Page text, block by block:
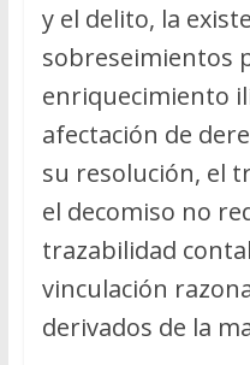
y el delito, la
sobreseimientos
enriquecimiento
afectación de
su resolución, el
el decomiso no
trazabilidad
vinculación
derivados de la